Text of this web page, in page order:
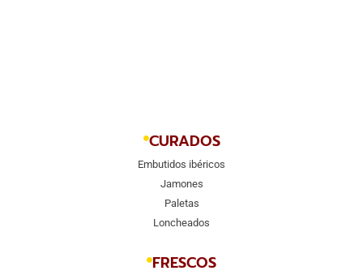
CURADOS
Embutidos ibéricos
Jamones
Paletas
Loncheados
FRESCOS